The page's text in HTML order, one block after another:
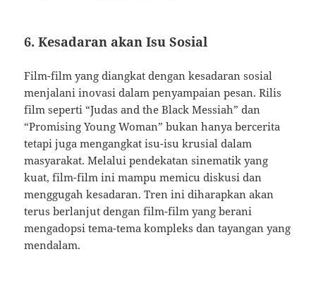
6. Kesadaran akan Isu Sosial
Film-film yang diangkat dengan kesadaran sosial
menjalani inovasi dalam penyampaian pesan. Rilis
film seperti “Judas and the Black Messiah” dan
“Promising Young Woman” bukan hanya bercerita
tetapi juga mengangkat isu-isu krusial dalam
masyarakat. Melalui pendekatan sinematik yang
kuat, film-film ini mampu memicu diskusi dan
menggugah kesadaran. Tren ini diharapkan akan
terus berlanjut dengan film-film yang berani
mengadopsi tema-tema kompleks dan tayangan yang
mendalam.